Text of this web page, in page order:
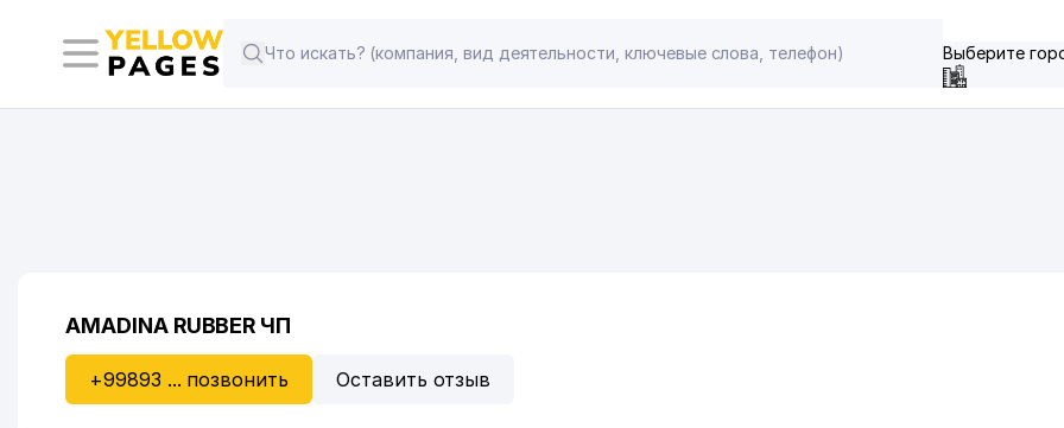
Выберите
AMADINA RUBBER ЧП
+99893 ... позвонить Оставить отзыв